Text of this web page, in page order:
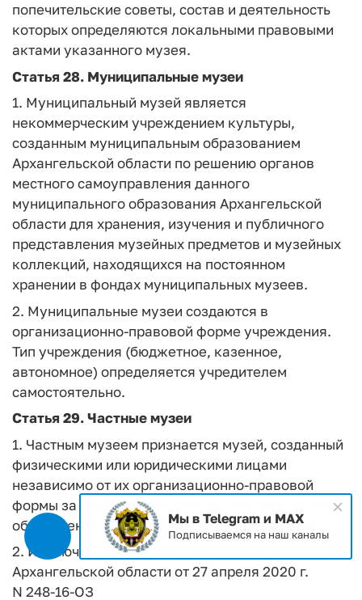
попечительские советы, состав и деятельность
которых определяются локальными правовыми
актами указанного музея.
Статья 28. Муниципальные музеи
1. Муниципальный музей является
некоммерческим учреждением культуры,
созданным муниципальным образованием
Архангельской области по решению органов
местного самоуправления данного
муниципального образования Архангельской
области для хранения, изучения и публичного
представления музейных предметов и музейных
коллекций, находящихся на постоянном
хранении в фондах муниципальных музеев.
2. Муниципальные музеи создаются в
организационно-правовой форме учреждения.
Тип учреждения (бюджетное, казенное,
автономное) определяется учредителем
самостоятельно.
Статья 29.Частные музеи
1. Частным музеем признается музей, созданный
физическими или юридическими лицами
независимо от их организационно-правовой
формы за счет собственных средств при условии
обеспечения его доступности для посещения.
2. Исключен с 28 апреля 2020 г. - Закон
Архангельской области от 27 апреля 2020 г.
N 248-16-ОЗ
Мы в Telegram и MAX
Подписываемся на наш каналы